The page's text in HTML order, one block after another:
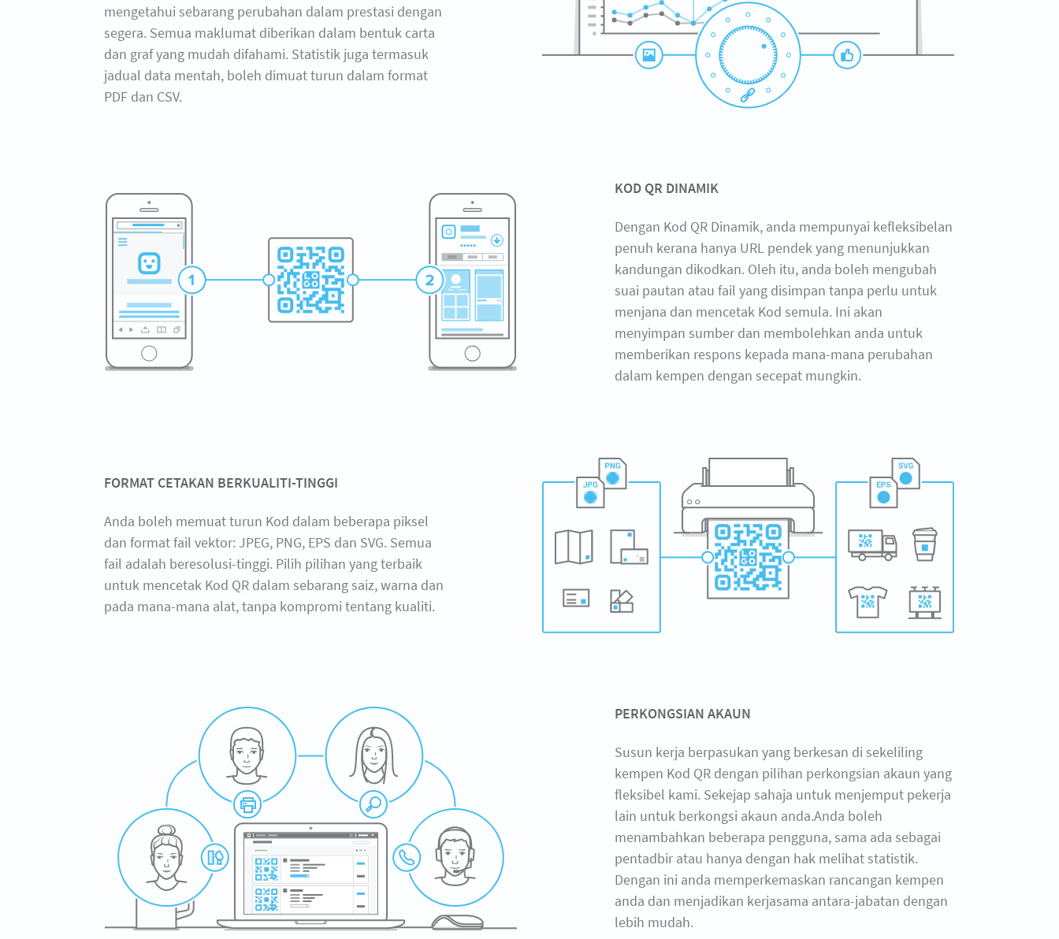
mengetahui sebarang perubahan dalam prestasi dengan
segera. Semua maklumat diberikan dalam bentuk carta
dan graf yang mudah difahami. Statistik juga termasuk
jadual data mentah, boleh dimuat turun dalam format
PDF dan CSV.
KOD QR DINAMIK
Dengan Kod QR Dinamik, anda mempunyai kefleksibelan
penuh kerana hanya URL pendek yang menunjukkan
kandungan dikodkan. Oleh itu, anda boleh mengubah
suai pautan atau fail yang disimpan tanpa perlu untuk
menjana dan mencetak Kod semula. Ini akan
menyimpan sumber dan membolehkan anda untuk
memberikan respons kepada mana-mana perubahan
dalam kempen dengan secepat mungkin.
FORMAT CETAKAN BERKUALITI-TINGGI
Anda boleh memuat turun Kod dalam beberapa piksel
dan format fail vektor: JPEG, PNG, EPS dan SVG. Semua
fail adalah beresolusi-tinggi. Pilih pilihan yang terbaik
untuk mencetak Kod QR dalam sebarang saiz, warna dan
pada mana-mana alat, tanpa kompromi tentang kualiti.
PERKONGSIAN AKAUN
Susun kerja berpasukan yang berkesan di sekeliling
kempen Kod QR dengan pilihan perkongsian akaun yang
fleksibel kami. Sekejap sahaja untuk menjemput pekerja
lain untuk berkongsi akaun anda.Anda boleh
menambahkan beberapa pengguna, sama ada sebagai
pentadbir atau hanya dengan hak melihat statistik.
Dengan ini anda memperkemaskan rancangan kempen
anda dan menjadikan kerjasama antara-jabatan dengan
lebih mudah.